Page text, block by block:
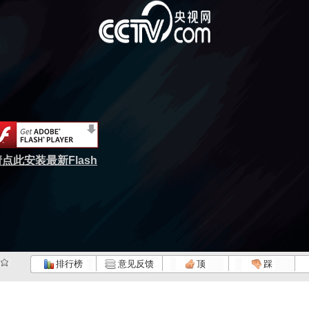
点此安装最新Flash
排行榜 意见反馈 顶 踩